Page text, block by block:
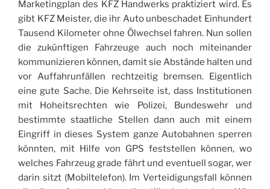
Marketingplan des KFZ Handwerks praktiziert wird. Es
gibt KFZ Meister, die ihr Auto unbeschadet Einhundert
Tausend Kilometer ohne Ölwechsel fahren. Nun sollen
die zukünftigen Fahrzeuge auch noch miteinander
kommunizieren können, damit sie Abstände halten und
vor Auffahrunfällen rechtzeitig bremsen. Eigentlich
eine gute Sache. Die Kehrseite ist, dass Institutionen
mit Hoheitsrechten wie Polizei, Bundeswehr und
bestimmte staatliche Stellen dann auch mit einem
Eingriff in dieses System ganze Autobahnen sperren
könnten, mit Hilfe von GPS feststellen können, wo
welches Fahrzeug grade fährt und eventuell sogar, wer
darin sitzt (Mobiltelefon). Im Verteidigungsfall können